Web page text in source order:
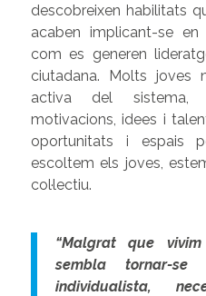
descobreixen habilitats
acaben implicant-se
com es generen
ciutadana. Molts joves
activa del sistema,
motivacions, idees i
oportunitats i espais
escoltem els joves,
col·lectiu.
“Malgrat que
sembla tornar-
individualista,